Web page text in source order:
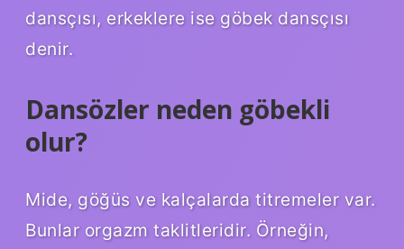
dansçısı, erkeklere ise göbek dansçısı
denir.
Dansözler neden göbekli
olur?
Mide, göğüs ve kalçalarda titremeler var.
Bunlar orgazm taklitleridir. Örneğin,